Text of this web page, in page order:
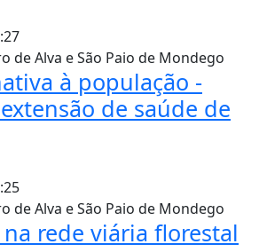
de Alva e São Paio de Mondego
à população -
de saúde de
de Alva e São Paio de Mondego
rede viária florestal